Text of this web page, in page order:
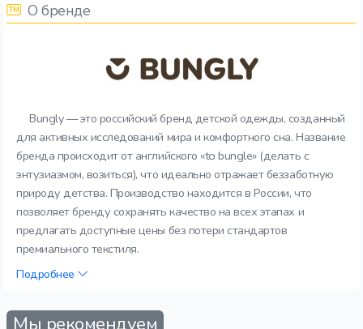
О бренде
Bungly — это российский бренд детской одежды, созданный
для активных исследований мира и комфортного сна. Название
бренда происходит от английского «to bungle» (делать с
энтузиазмом, возиться), что идеально отражает беззаботную
природу детства. Производство находится в России, что
позволяет бренду сохранять качество на всех этапах и
предлагать доступные цены без потери стандартов
премиального текстиля.
Подробнее
Мы рекомендуем